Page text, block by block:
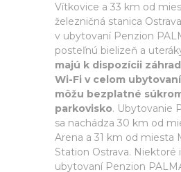
Vítkovice a 33 km od
železničná stanica
v ubytovaní Penzion
posteľnú bielizeň a
majú k dispozícii
Wi-Fi v celom
môžu bezplatné
parkovisko. Ubytovanie
sa nachádza 30 km od
Arena a 31 km od miesta
Station Ostrava. Niektoré
ubytovaní Penzion